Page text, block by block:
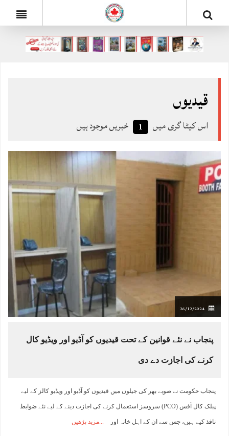
قیدیوں
اس کیٹا گری میں 1 خبریں موجود ہیں
26/12/2024
پنجاب نے نئے قوانین کے تحت قیدیوں کو آڈیو اور ویڈیو کال
کرنے کی اجازت دے دی
پنجاب حکومت نے صوبے بھر کی جیلوں میں قیدیوں کو آڈیو اور ویڈیو کالز کے لیے
پبلک کال آفس (PCO) سروسز استعمال کرنے کی اجازت دینے کے لیے نئے ضوابط
نافذ کیے ہیں، جس سے ان کے اہل خانہ اور مزید پڑھیں